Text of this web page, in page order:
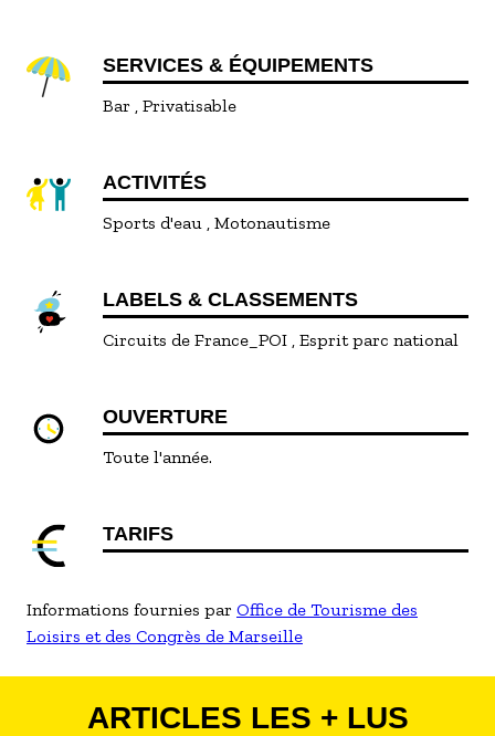
SERVICES & ÉQUIPEMENTS
Bar Privatisable
ACTIVITÉS
Sports d'eau Motonautisme
LABELS & CLASSEMENTS
Circuits de France_POI Esprit parc national
OUVERTURE
Toute l'année.
TARIFS
Informations fournies par Office de Tourisme des
Loisirs et des Congrès de Marseille
ARTICLES LES + LUS